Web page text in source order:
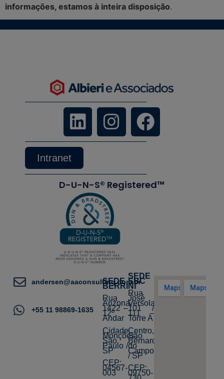
informações, estamos à inteira disposição.
andersen@aaconsulting.com.br
+55 11 98869-1635
SEDE
BERRINI
Rua
Arizona,
1422 –
12º
Andar
Cidade
Monções,
São
Paulo /
SP
CEP:
04567-
003
SEDE
SBC
Rua
José
Versolato,
101 /
111 –
Torre A
Centro,
São
Bernardo
do
Campo
/ SP
CEP:
09750-
Intranet
D-U-N-S® Registered™